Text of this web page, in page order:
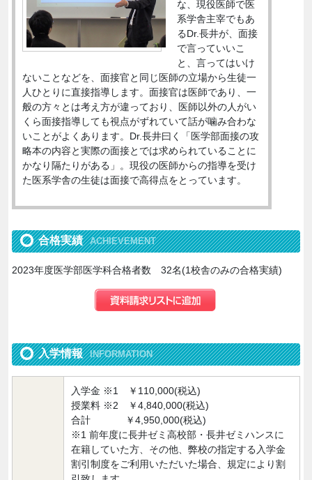
な、現役医師で医
系学舎主宰でもあ
るDr.長井が、面接
で言っていいこ
と、言ってはいけ
ないことなどを、面接官と同じ医師の立場から生徒一
人ひとりに直接指導します。面接官は医師であり、一
般の方々とは考え方が違っており、医師以外の人がい
くら面接指導しても視点がずれていて話が噛み合わな
いことがよくあります。Dr.長井曰く「医学部面接の攻
略本の内容と実際の面接とでは求められていることに
かなり隔たりがある」。現役の医師からの指導を受け
た医系学舎の生徒は面接で高得点をとっています。
合格実績 ACHIEVEMENT
2023年度医学部医学科合格者数 32名(1校舎のみの合格実績)
入学情報 INFORMATION
入学金 ※1 ￥110,000(税込)
授業料 ※2 ￥4,840,000(税込)
合計 ￥4,950,000(税込)
※1 前年度に長井ゼミ高校部・長井ゼミハンスに
在籍していた方、その他、弊校の指定する入学金
割引制度をご利用いただいた場合、規定により割